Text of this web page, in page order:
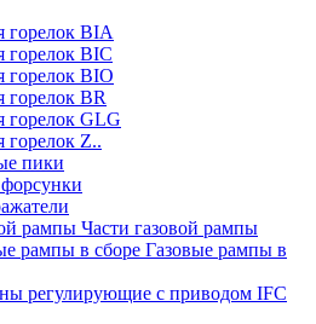
горелок BIA
горелок BIC
горелок BIO
горелок BR
горелок GLG
горелок Z..
пики
Части газовой рампы
Газовые рампы в